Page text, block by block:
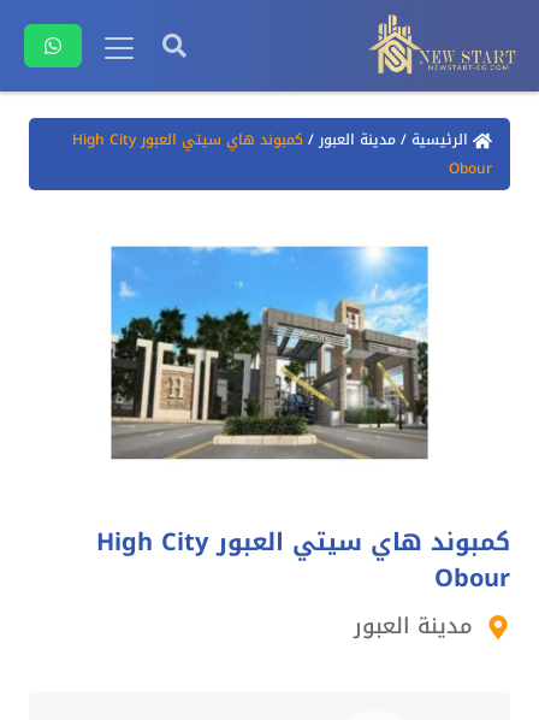
الرئيسية/مدينة العبور/
كمبوند هاي سيتي العبور High City
Obour
كمبوند هاي سيتي العبور High City
Obour
مدينة العبور